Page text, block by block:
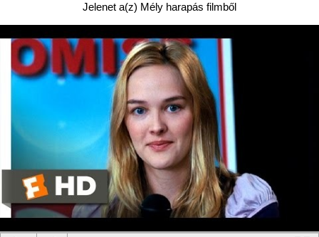
Jelenet a(z) Mély harapás filmből